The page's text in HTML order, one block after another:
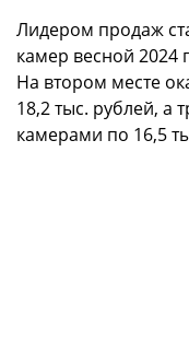
Лидером продаж
камер весной 2024
На втором месте
18,2 тыс. рублей, а
камерами по 16,5